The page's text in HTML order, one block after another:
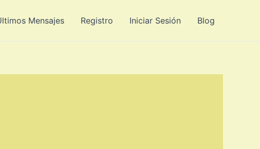
Mensajes Registro Iniciar Sesión Blog